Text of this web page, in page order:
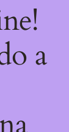
a